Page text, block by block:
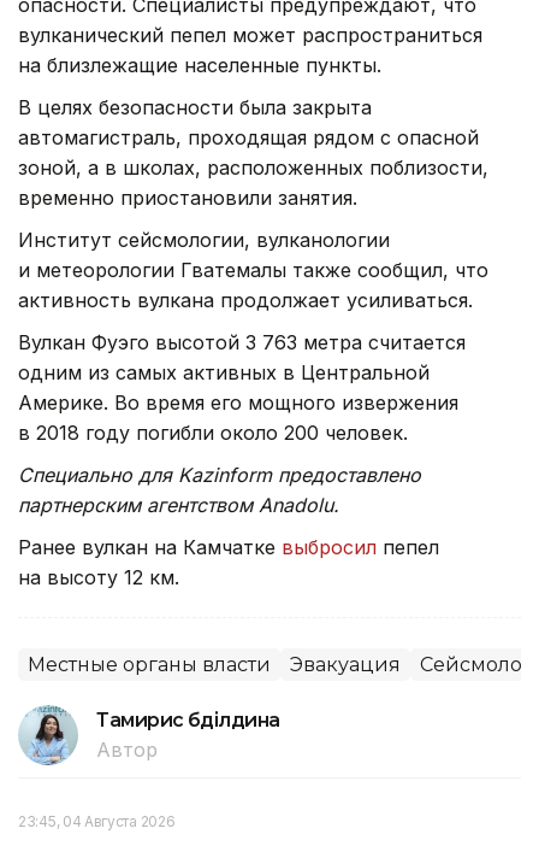
вулканический пепел может распространиться
на близлежащие населенные пункты.
В целях безопасности была закрыта
автомагистраль, проходящая рядом с опасной
зоной, а в школах, расположенных поблизости,
временно приостановили занятия.
Институт сейсмологии, вулканологии
и метеорологии Гватемалы также сообщил, что
активность вулкана продолжает усиливаться.
Вулкан Фуэго высотой 3 763 метра считается
одним из самых активных в Центральной
Америке. Во время его мощного извержения
в 2018 году погибли около 200 человек.
Специально для Kazinform предоставлено
партнерским агентством Anadolu.
Ранее вулкан на Камчатке выбросил пепел
на высоту 12 км.
Местные органы власти Эвакуация
Тамирис Әбділдина
Автор
23:45, 04 Августа 2026